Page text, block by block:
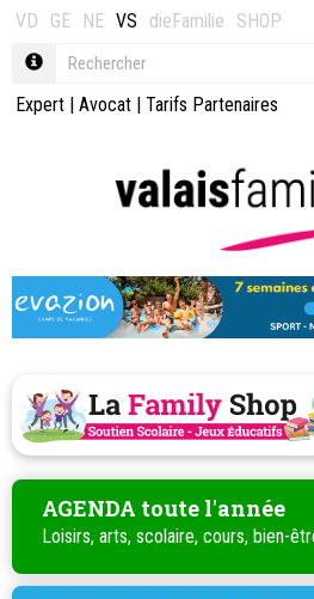
VD GE NE VS dieFamilie SHOP
Expert | Avocat | Tarifs Partenaires
AGENDA toute l'année
Loisirs, arts, scolaire, cours, bien-